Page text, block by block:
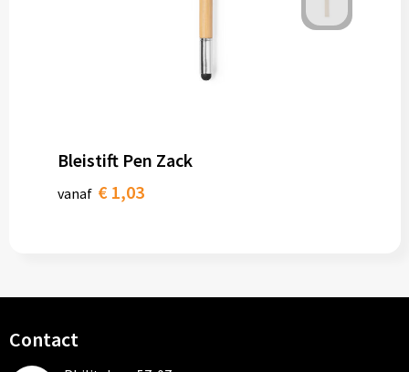
Bleistift Pen Zack
vanaf € 1,03
Contact